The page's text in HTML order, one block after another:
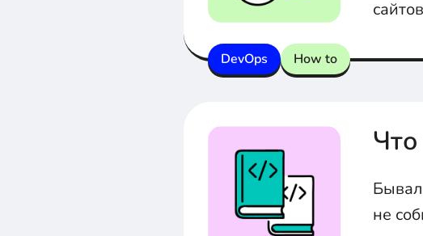
DevOps How to
не